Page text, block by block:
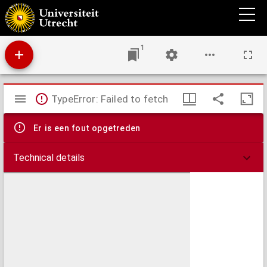
De stiftskerk van den H. Petrus, thans van de HH. Wiro, Plechelmus en Otgerus te St.
Odiliënberg
1
Mirador
viewer
TypeError: Failed to fetch
Er is een fout opgetreden
Technical details